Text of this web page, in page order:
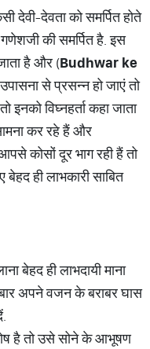
देवी-देवता को समर्पित होते
की समर्पित है. इस
है और (Budhwar ke
से प्रसन्न हो जाएं तो
विघ्नहर्ता कहा जाता
कर रहे हैं और
कोसों दूर भाग रही हैं तो
ही लाभकारी साबित
बेहद ही लाभदायी माना
अपने वजन के बराबर घास
है तो उसे सोने के आभूषण